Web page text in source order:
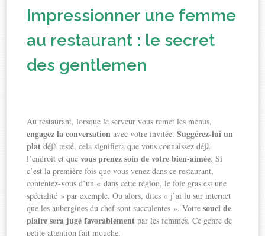
Impressionner une femme
au restaurant : le secret
des gentlemen
Au restaurant, lorsque le serveur vous remet les menus,
engagez la conversation avec votre invitée.Suggérez-lui un
plat déjà testé, cela signifiera que vous connaissez déjà
l’endroit et quevous prenez soin de votre bien-aimée. Si
c’est la première fois que vous venez dans ce restaurant,
contentez-vous d’un « dans cette région, le foie gras est une
spécialité » par exemple. Ou alors, dites « j’ai lu sur internet
que les aubergines du chef sont succulentes ». Votresouci de
plaire sera jugé favorablement par les femmes. Ce genre de
petite attention fait mouche.